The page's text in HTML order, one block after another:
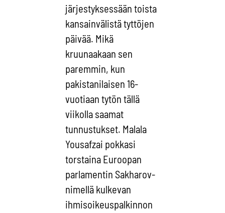
järjestyksessään toista
kansainvälistä tyttöjen
päivää. Mikä
kruunaakaan sen
paremmin, kun
pakistanilaisen 16-
vuotiaan tytön tällä
viikolla saamat
tunnustukset. Malala
Yousafzai pokkasi
torstaina Euroopan
parlamentin Sakharov-
nimellä kulkevan
ihmisoikeuspalkinnon